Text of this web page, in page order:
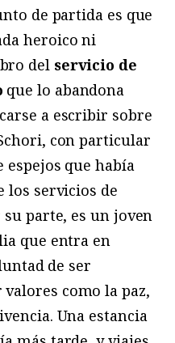
de partida es que
heroico ni
del servicio de
que lo abandona
a escribir sobre
con particular
espejos que había
los servicios de
parte, es un joven
que entra en
de ser
como la paz,
Una estancia